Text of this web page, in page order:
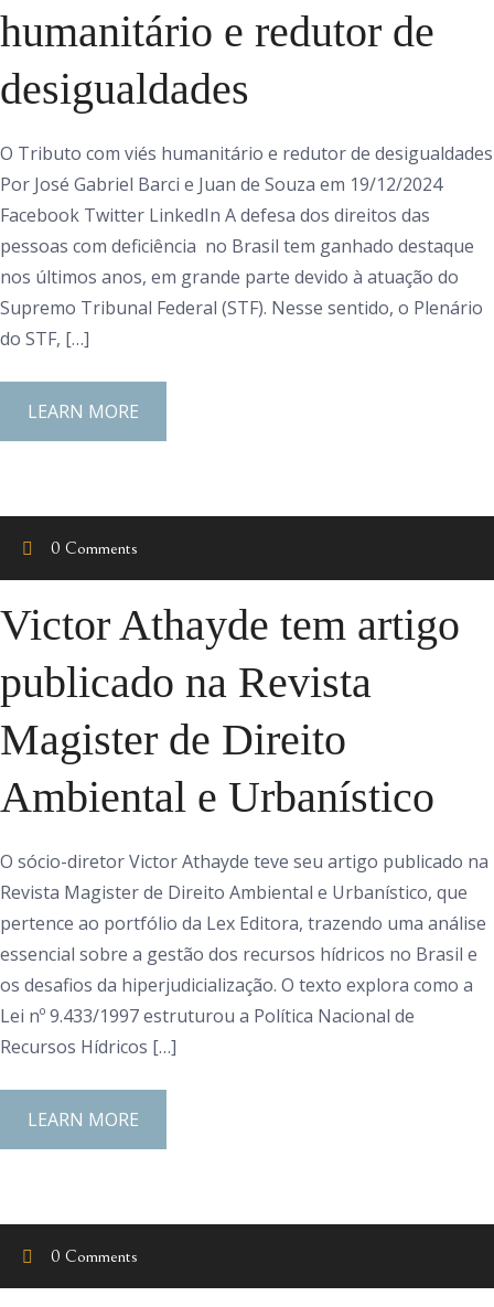
humanitário e redutor de
desigualdades
O Tributo com viés humanitário e redutor de desigualdades
Por José Gabriel Barci e Juan de Souza em 19/12/2024
Facebook Twitter LinkedIn A defesa dos direitos das
pessoas com deficiência no Brasil tem ganhado destaque
nos últimos anos, em grande parte devido à atuação do
Supremo Tribunal Federal (STF). Nesse sentido, o Plenário
do STF, […]
LEARN MORE
0 Comments
Victor Athayde tem artigo
publicado na Revista
Magister de Direito
Ambiental e Urbanístico
O sócio-diretor Victor Athayde teve seu artigo publicado na
Revista Magister de Direito Ambiental e Urbanístico, que
pertence ao portfólio da Lex Editora, trazendo uma análise
essencial sobre a gestão dos recursos hídricos no Brasil e
os desafios da hiperjudicialização. O texto explora como a
Lei nº 9.433/1997 estruturou a Política Nacional de
Recursos Hídricos […]
LEARN MORE
0 Comments